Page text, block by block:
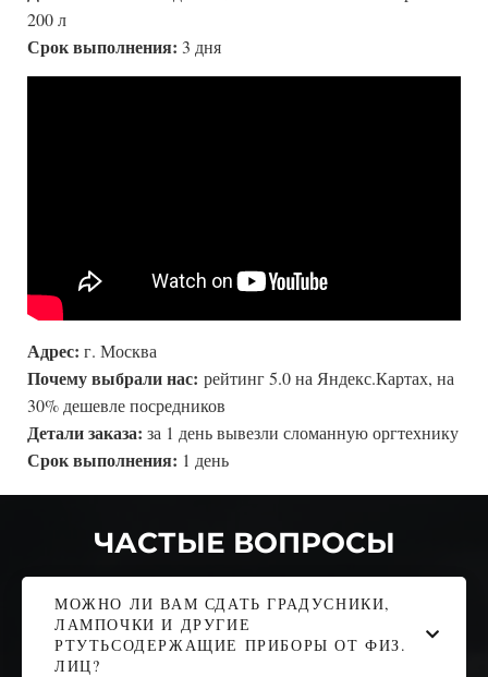
200 л
Срок выполнения: 3 дня
Адрес: г. Москва
Почему выбрали нас: рейтинг 5.0 на Яндекс.Картах, на
30% дешевле посредников
Детали заказа: за 1 день вывезли сломанную оргтехнику
Срок выполнения: 1 день
ЧАСТЫЕ ВОПРОСЫ
МОЖНО ЛИ ВАМ СДАТЬ ГРАДУСНИКИ,
ЛАМПОЧКИ И ДРУГИЕ
РТУТЬСОДЕРЖАЩИЕ ПРИБОРЫ ОТ ФИЗ.
ЛИЦ?